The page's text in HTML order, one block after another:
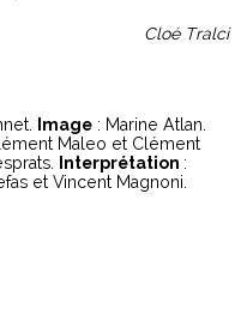
Cloé Tralci
Image : Marine Atlan.
Maleo et Clément
Interprétation :
et Vincent Magnoni.